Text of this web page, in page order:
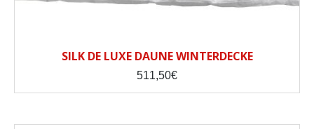
SILK DE LUXE DAUNE WINTERDECKE
511,50€